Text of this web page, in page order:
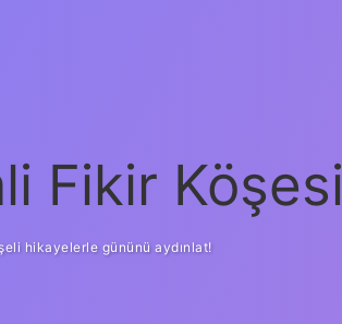
Fikir Köşesi
hikayelerle gününü aydınlat!